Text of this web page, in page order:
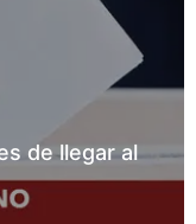
de llegar al